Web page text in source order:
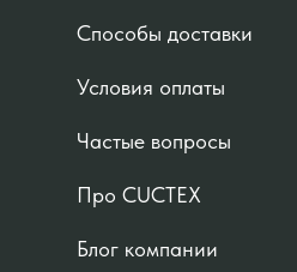
Способы доставки
Условия оплаты
Частые вопросы
Про CUCTEX
Блог компании